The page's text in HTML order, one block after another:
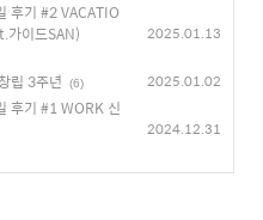
후기 #2 VACATIO
가이드SAN)
2025.01.13
립 3주년 (6) 2025.01.02
후기 #1 WORK 신
2024.12.31